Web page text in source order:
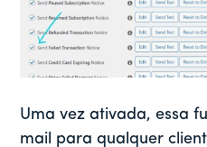
Uma vez ativada, essa
mail para qualquer